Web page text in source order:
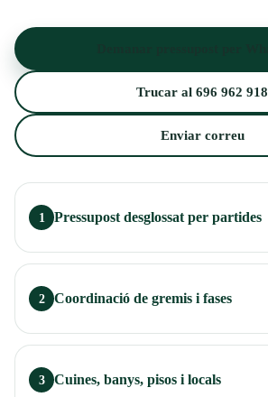
Trucar al 696 962 918
Enviar correu
1 Pressupost desglossat per partides
2 Coordinació de gremis i fases
3 Cuines, banys, pisos i locals